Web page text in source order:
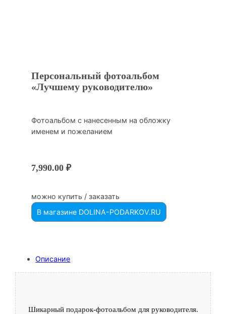
Персональный фотоальбом
«Лучшему руководителю»
Фотоальбом с нанесенным на обложку
именем и пожеланием
7,990.00₽
можно купить / заказать
В магазине DOLINA-PODARKOV.RU
Описание
Шикарный подарок-фотоальбом для руководителя.